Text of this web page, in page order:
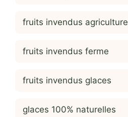
fruits invendus agriculture
fruits invendus ferme
fruits invendus glaces
glaces 100% naturelles